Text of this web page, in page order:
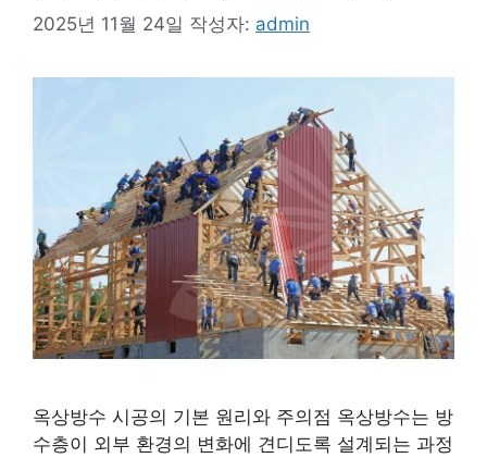
2025년 11월 24일 작성자: admin
옥상방수 시공의 기본 원리와 주의점 옥상방수는 방
수층이 외부 환경의 변화에 견디도록 설계되는 과정